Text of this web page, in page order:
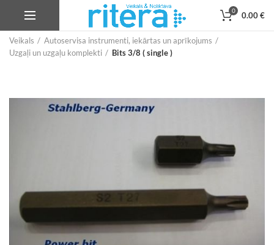
0 0.00€
Veikals
Autoservisa instrumenti, iekārtas un aprīkojums
Uzgaļi un uzgaļu komplekti
Bits 3/8 ( single )